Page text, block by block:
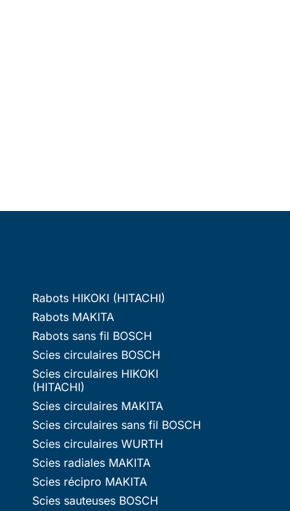
Rabots HIKOKI (HITACHI)
Rabots MAKITA
Rabots sans fil BOSCH
Scies circulaires BOSCH
Scies circulaires HIKOKI
(HITACHI)
Scies circulaires MAKITA
Scies circulaires sans fil BOSCH
Scies circulaires WURTH
Scies radiales MAKITA
Scies récipro MAKITA
Scies sauteuses BOSCH